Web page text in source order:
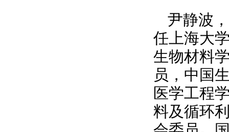
尹静波
任上海大
生物材料
员，中国
医学工程
料及循环